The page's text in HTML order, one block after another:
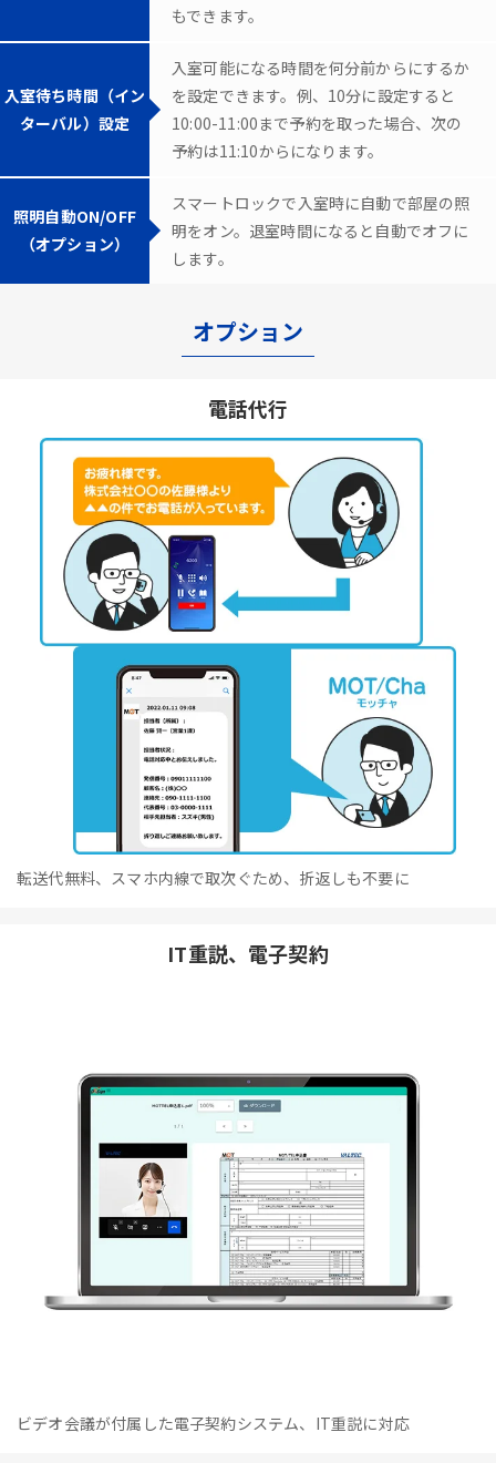
もできます。
入室待ち時間（イン
ターバル）設定
入室可能になる時間を何分前からにするか
を設定できます。例、10分に設定すると
10:00-11:00まで予約を取った場合、次の
予約は11:10からになります。
照明自動ON/OFF
（オプション）
スマートロックで入室時に自動で部屋の照
明をオン。退室時間になると自動でオフに
します。
オプション
電話代行
転送代無料、スマホ内線で取次ぐため、折返しも不要に
IT重説、電子契約
ビデオ会議が付属した電子契約システム、IT重説に対応